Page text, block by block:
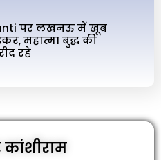
पर लखनऊ में खूब
महात्मा बुद्ध की
रहे